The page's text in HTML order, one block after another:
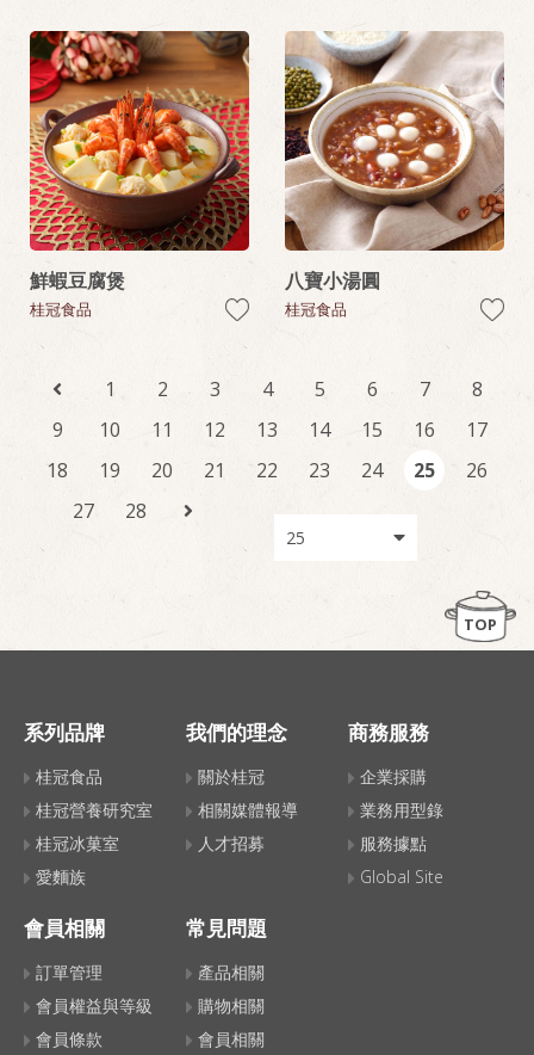
鮮蝦豆腐煲
桂冠食品
八寶小湯圓
桂冠食品
1 2 3 4 5 6 7
8
9
10 11 12 13 14 15 16
17
18
19 20 21 22 23 24 25
26
27
28
TOP
系列品牌
桂冠食品
桂冠營養研究室
桂冠冰菓室
愛麵族
我們的理念
關於桂冠
相關媒體報導
人才招募
商務服務
企業採購
業務用型錄
服務據點
Global Site
會員相關
訂單管理
會員權益與等級
會員條款
常見問題
產品相關
購物相關
會員相關